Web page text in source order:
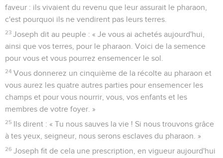
faveur : ils vivaient du revenu que leur assurait le pharaon,
c'est pourquoi ils ne vendirent pas leurs terres.
23 Joseph dit au peuple : « Je vous ai achetés aujourd'hui,
ainsi que vos terres, pour le pharaon. Voici de la semence
pour vous et vous pourrez ensemencer le sol.
24 Vous donnerez un cinquième de la récolte au pharaon et
vous aurez les quatre autres parties pour ensemencer les
champs et pour vous nourrir, vous, vos enfants et les
membres de votre foyer. »
25 Ils dirent : « Tu nous sauves la vie ! Si nous trouvons grâce
à tes yeux, seigneur, nous serons esclaves du pharaon. »
26 Joseph fit de cela une prescription, en vigueur aujourd'hui